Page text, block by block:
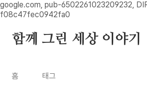
google.com, pub-6502261023209232,
f08c47fec0942fa0
본문 바로가기
함께 그린 세상 이야기
홈 태그